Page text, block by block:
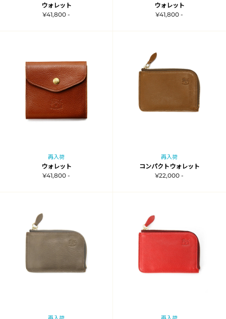
ウォレット
¥41,800 -
ウォレット
¥41,800 -
再入荷
ウォレット
¥41,800 -
再入荷
コンパクトウォレット
¥22,000 -